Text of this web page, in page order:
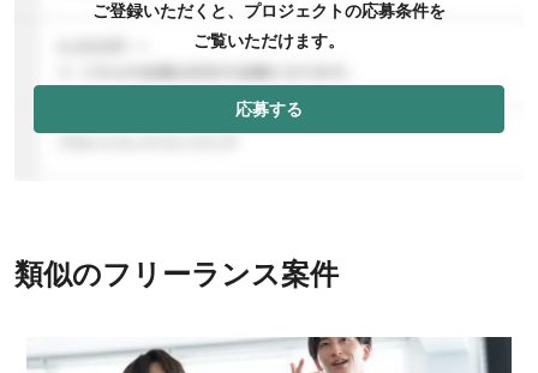
ご登録いただくと、プロジェクトの応募条件を
ご覧いただけます。
応募する
類似のフリーランス案件